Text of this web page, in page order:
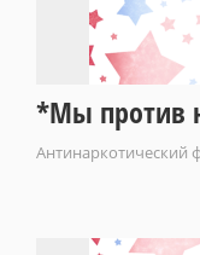
*Мы против
Антинаркотический